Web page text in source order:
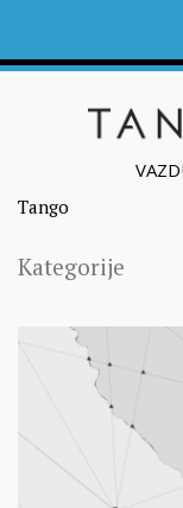
Tango
Kategorije